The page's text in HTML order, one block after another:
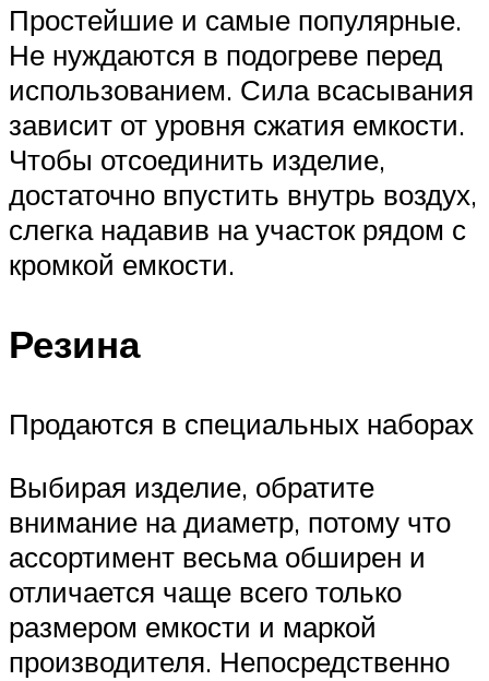
Простейшие и самые популярные.
Не нуждаются в подогреве перед
использованием. Сила всасывания
зависит от уровня сжатия емкости.
Чтобы отсоединить изделие,
достаточно впустить внутрь воздух,
слегка надавив на участок рядом с
кромкой емкости.
Резина
Продаются в специальных наборах
Выбирая изделие, обратите
внимание на диаметр, потому что
ассортимент весьма обширен и
отличается чаще всего только
размером емкости и маркой
производителя. Непосредственно